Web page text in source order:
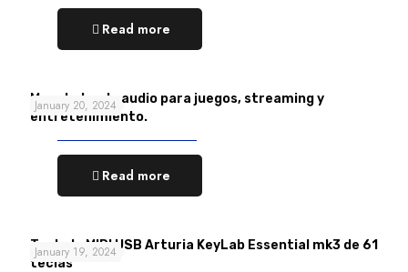
Read more
January 20, 2024
Mezclador de audio para juegos, streaming y
entretenimiento.
Read more
January 19, 2024
Teclado MIDI USB Arturia KeyLab Essential mk3 de 61
teclas